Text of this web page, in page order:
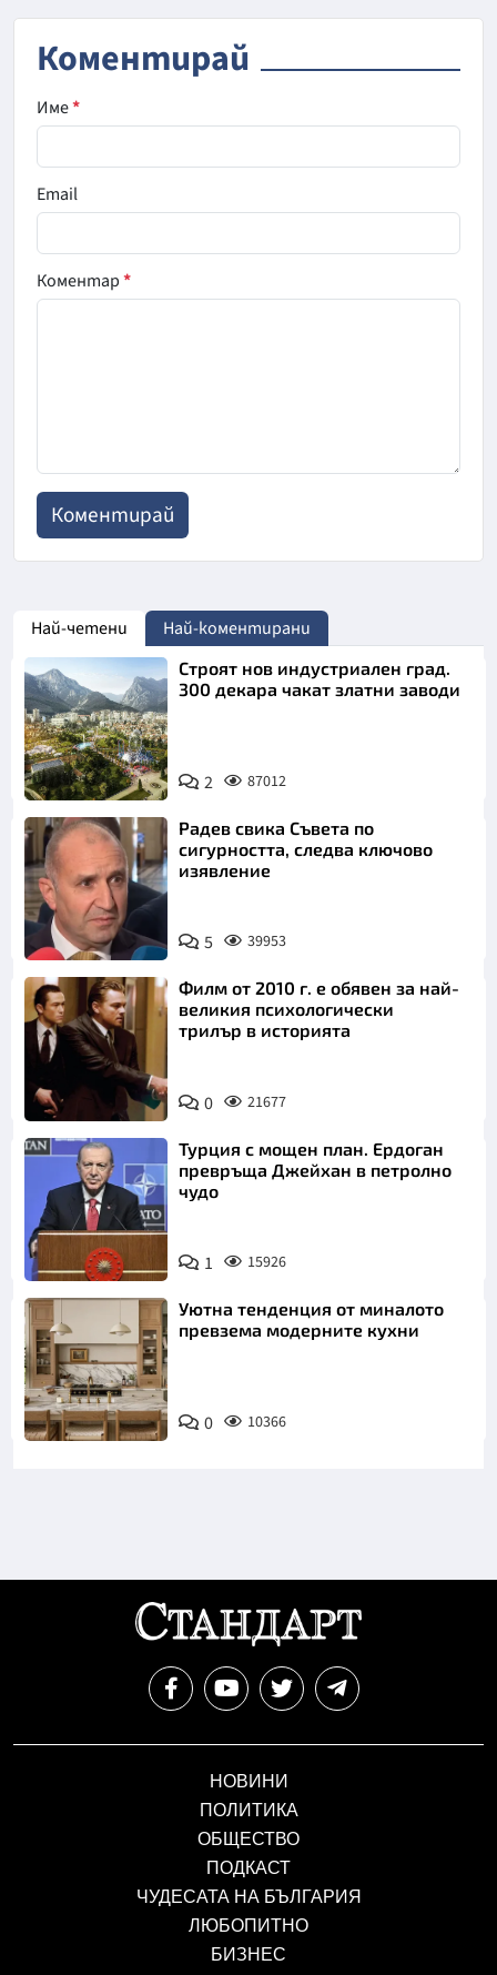
Коментирай
Име*
Email
Коментар*
Най-четени Най-коментирани
Строят нов индустриален град.
300 декара чакат златни заводи
2 87012
Радев свика Съвета по
сигурността, следва ключово
изявление
5 39953
Филм от 2010 г. е обявен за най-
великия психологически
трилър в историята
0 21677
Турция с мощен план. Ердоган
превръща Джейхан в петролно
чудо
1 15926
Уютна тенденция от миналото
превзема модерните кухни
0 10366
НОВИНИ
ПОЛИТИКА
ОБЩЕСТВО
ПОДКАСТ
ЧУДЕСАТА НА БЪЛГАРИЯ
ЛЮБОПИТНО
БИЗНЕС